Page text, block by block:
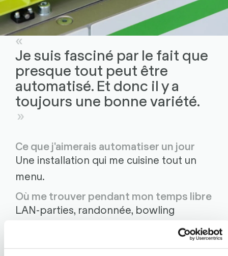
Je suis fasciné par le fait que
presque tout peut être
automatisé. Et donc il y a
toujours une bonne variété.
Ce que j'aimerais automatiser un jour
Une installation qui me cuisine tout un
menu.
Où me trouver pendant mon temps libre
LAN-parties, randonnée, bowling